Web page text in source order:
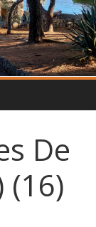
De
(16)